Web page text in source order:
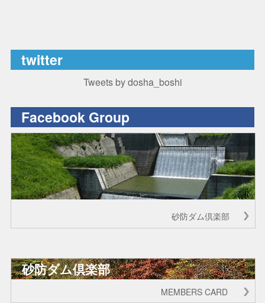
twitter
Tweets by dosha_boshi
Facebook Group
砂防ダム倶楽部
砂防ダム倶楽部
MEMBERS CARD